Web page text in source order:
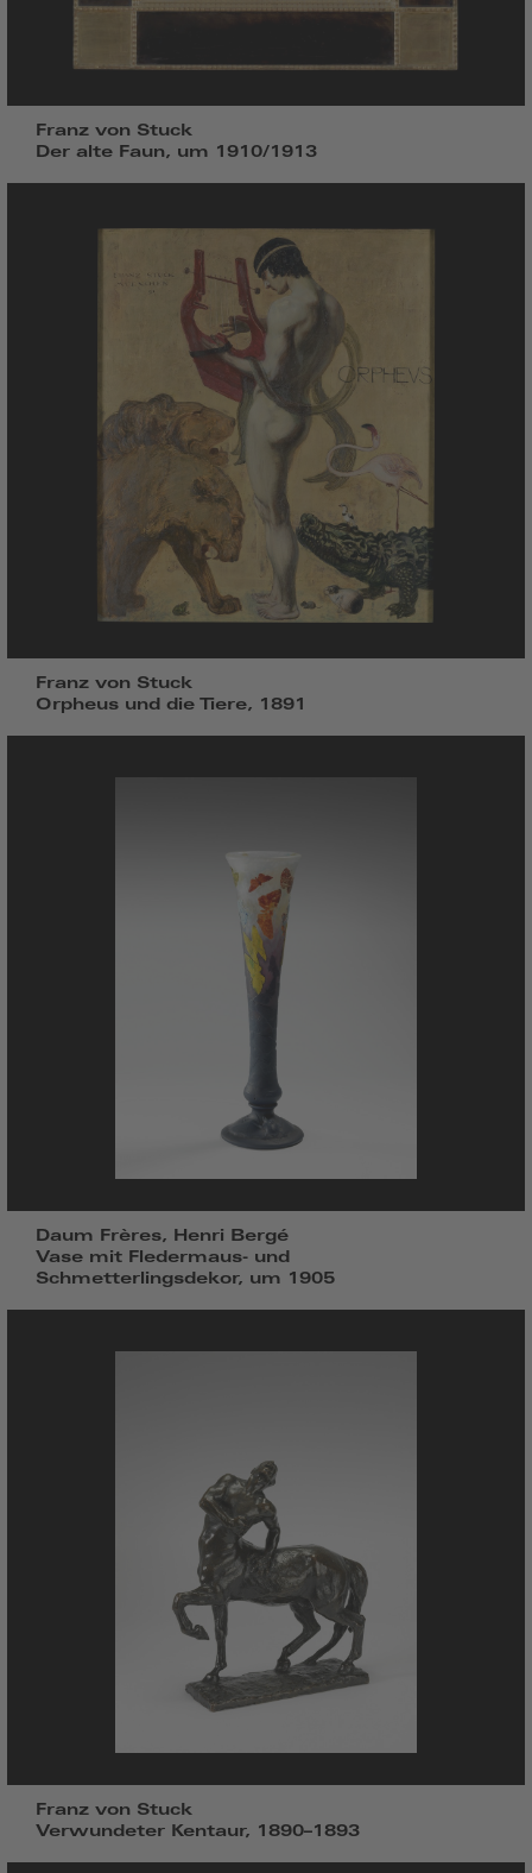
Franz von Stuck
Der alte Faun, um 1910/1913
Franz von Stuck
Orpheus und die Tiere, 1891
Daum Frères, Henri Bergé
Vase mit Fledermaus- und
Schmetterlingsdekor, um 1905
Franz von Stuck
Verwundeter Kentaur, 1890–1893